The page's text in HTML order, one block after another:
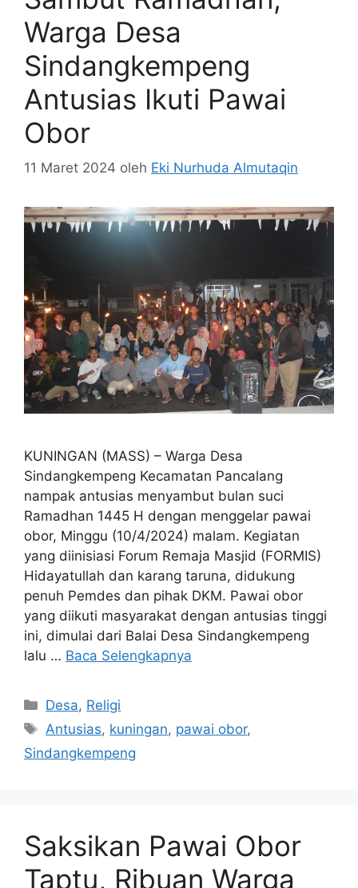
Warga Desa
Sindangkempeng
Antusias Ikuti Pawai
Obor
11 Maret 2024 oleh Eki Nurhuda Almutaqin
KUNINGAN (MASS) – Warga Desa
Sindangkempeng Kecamatan Pancalang
nampak antusias menyambut bulan suci
Ramadhan 1445 H dengan menggelar pawai
obor, Minggu (10/4/2024) malam. Kegiatan
yang diinisiasi Forum Remaja Masjid (FORMIS)
Hidayatullah dan karang taruna, didukung
penuh Pemdes dan pihak DKM. Pawai obor
yang diikuti masyarakat dengan antusias tinggi
ini, dimulai dari Balai Desa Sindangkempeng
lalu … Baca Selengkapnya
Kategori
Desa, Religi
Tag
Antusias, kuningan, pawai obor,
Sindangkempeng
Saksikan Pawai Obor
Taptu, Ribuan Warga